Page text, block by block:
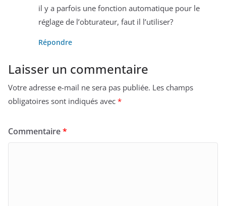
il y a parfois une fonction automatique pour le
réglage de l’obturateur, faut il l’utiliser?
Répondre
Laisser un commentaire
Votre adresse e-mail ne sera pas publiée. Les champs
obligatoires sont indiqués avec *
Commentaire*